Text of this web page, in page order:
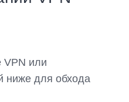
VPN или
ниже для обхода